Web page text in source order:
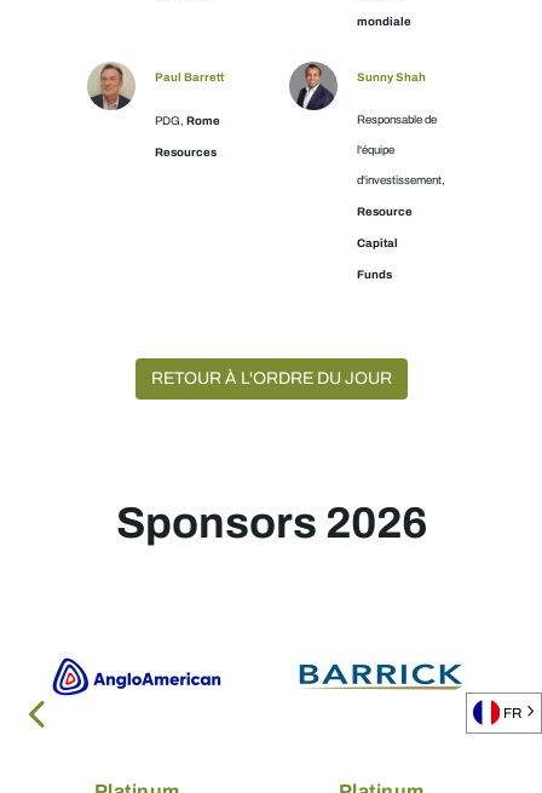
mondiale
Paul Barrett
PDG, Rome
Resources
Sunny Shah
Responsable de
l'équipe
d'investissement,
Resource
Capital
Funds
RETOUR À L'ORDRE DU JOUR
Sponsors 2026
FR